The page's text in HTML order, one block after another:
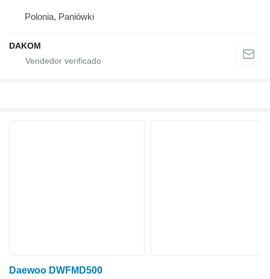
Polonia, Paniówki
DAKOM
Daewoo DWFMD500